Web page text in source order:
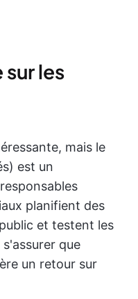
les
mais le
est un
planifient des
et testent les
que
un retour sur